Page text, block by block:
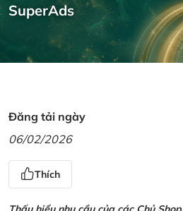
SuperAds
Đăng tải ngày
06/02/2026
Thích